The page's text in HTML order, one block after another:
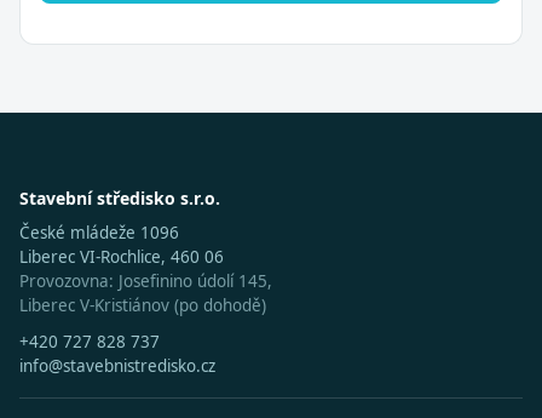
Stavební středisko s.r.o.
České mládeže 1096
Liberec VI-Rochlice, 460 06
Provozovna: Josefinino údolí 145,
Liberec V-Kristiánov (po dohodě)
+420 727 828 737
info@stavebnistredisko.cz